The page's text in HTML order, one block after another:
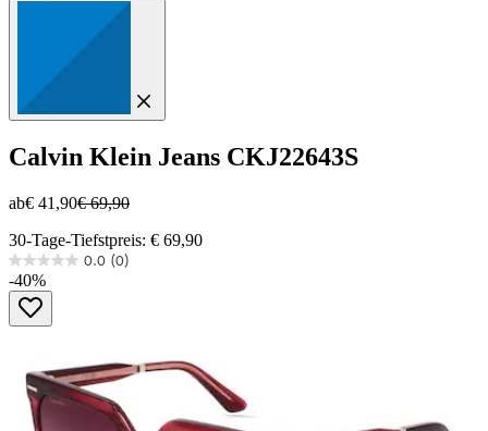
Calvin Klein Jeans CKJ22643S
ab€ 41,90€ 69,90
30-Tage-Tiefstpreis: € 69,90
0.0 (0)
0.0
von
Sternen.
-40%